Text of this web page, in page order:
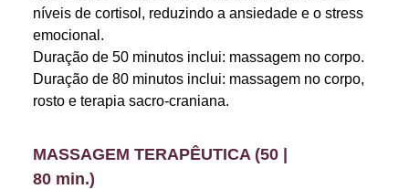
níveis de cortisol, reduzindo a ansiedade e o stress
emocional.
Duração de 50 minutos inclui: massagem no corpo.
Duração de 80 minutos inclui: massagem no corpo,
rosto e terapia sacro-craniana.
MASSAGEM TERAPÊUTICA (50 |
80 min.)